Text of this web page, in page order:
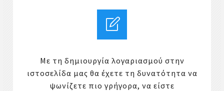
Με τη δημιουργία λογαριασμού στην
ιστοσελίδα μας θα έχετε τη δυνατότητα να
ψωνίζετε πιο γρήγορα, να είστε